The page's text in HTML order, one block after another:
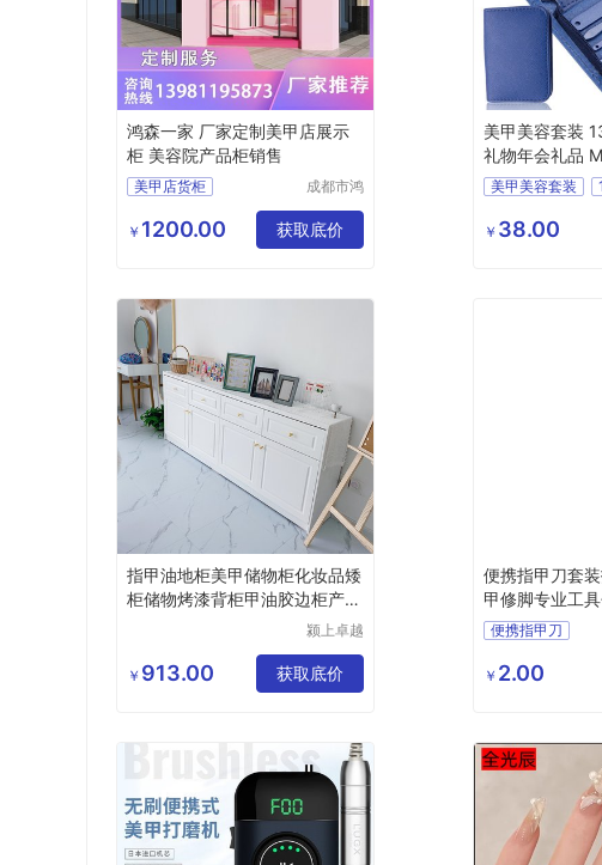
鸿森一家 厂家定制美甲店展示
柜 美容院产品柜销售
美甲店货柜
美甲店置物柜
成都市鸿
览展示有
限公司
￥ 1200.00 获取底价
美甲美容套装
礼物年会礼品
9美甲美容套装
年会礼品
￥ 38.00
指甲油地柜美甲储物柜化妆品矮
柜储物烤漆背柜甲油胶边柜产品
颍上卓越
有限公司
￥ 913.00 获取底价
便携指甲刀套
甲修脚专业工
logo
便携指甲刀
修甲修脚专业工具
￥ 2.00